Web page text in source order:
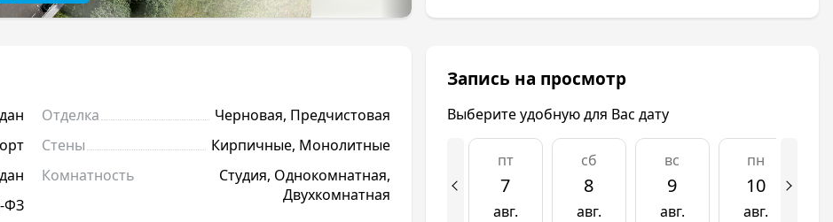
ФЗ
Отделка
Черновая, Предчистовая
Стены
Кирпичные, Монолитные
Комнатность
Студия, Однокомнатная,
Двухкомнатная
Запись на просмотр
Выберите удобную для Вас дату
пт
7
авг.
сб
8
авг.
вс
9
авг.
пн
10
авг.